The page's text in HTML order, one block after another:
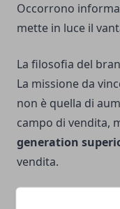
Occorrono
mette in luce il
La filosofia del
La missione da
non è quella di
campo di vendita,
generation
vendita.